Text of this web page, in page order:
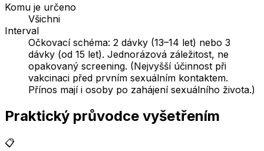
Komu je určeno
Všichni
Interval
Očkovací schéma: 2 dávky (13–14 let) nebo 3
dávky (od 15 let). Jednorázová záležitost, ne
opakovaný screening. (Nejvyšší účinnost při
vakcinaci před prvním sexuálním kontaktem.
Přínos mají i osoby po zahájení sexuálního života.)
Praktický průvodce vyšetřením
📋